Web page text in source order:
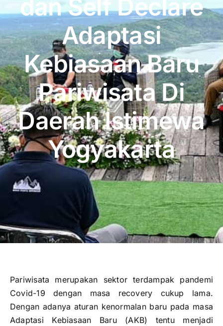
Publikasi
Peta Wisata
BLU
dan Self Declare
Adaptasi
Kebiasaan Baru
Pariwisata Di
Daerah Istimewa
Yogyakarta
Pariwisata merupakan sektor terdampak pandemi
Covid-19 dengan masa recovery cukup lama.
Dengan adanya aturan kenormalan baru pada masa
Adaptasi Kebiasaan Baru (AKB) tentu menjadi